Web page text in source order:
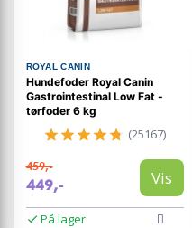
ROYAL CANIN
Hundefoder Royal Canin
Gastrointestinal Low Fat -
tørfoder 6 kg
(25167)
459,-
449,- Vis
På lager